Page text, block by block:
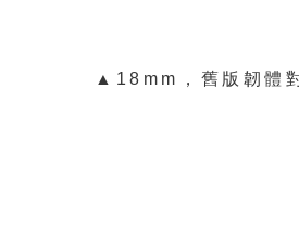
▲18mm，舊版韌體